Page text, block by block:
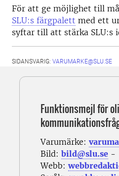
För att ge möjlighet till
SLU:s färgpalett med ett
syftar till att stärka SLU:s
SIDANSVARIG: VARUMARKE@SLU.SE
Funktionsmejl för
Varumärke:
Bild: bild@slu.se -
Webb: